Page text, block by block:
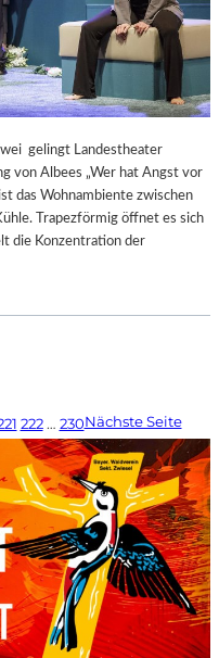
gelingt Landestheater
von Albees „Wer hat Angst vor
das Wohnambiente zwischen
Trapezförmig öffnet es sich
die Konzentration der
222 … 230Nächste Seite